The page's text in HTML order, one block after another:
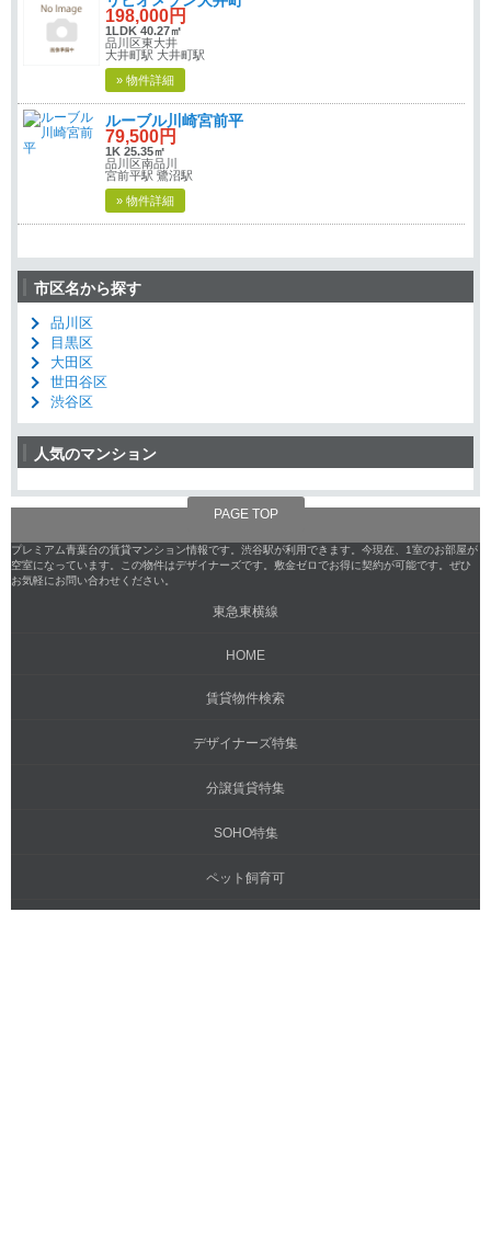
198,000円
1LDK 40.27㎡
品川区東大井
大井町駅 大井町駅
» 物件詳細
ルーブル川崎宮前平
79,500円
1K 25.35㎡
品川区南品川
宮前平駅 鷺沼駅
» 物件詳細
市区名から探す
品川区
目黒区
大田区
世田谷区
渋谷区
人気のマンション
PAGE TOP
プレミアム青葉台の賃貸マンション情報です。渋谷駅が利用できます。今現在、1室のお部屋が
空室になっています。この物件はデザイナーズです。敷金ゼロでお得に契約が可能です。ぜひ
お気軽にお問い合わせください。
東急東横線
HOME
賃貸物件検索
デザイナーズ特集
分譲賃貸特集
SOHO特集
ペット飼育可